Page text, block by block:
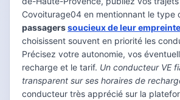
Covoiturage04 en mentionnant le type
passagerssoucieux de leur
choisissent souvent en priorité les
Précisez votre autonomie, vos
recharge et le tarif. Un conducteur VE
transparent sur ses horaires de
conducteur très apprécié sur la